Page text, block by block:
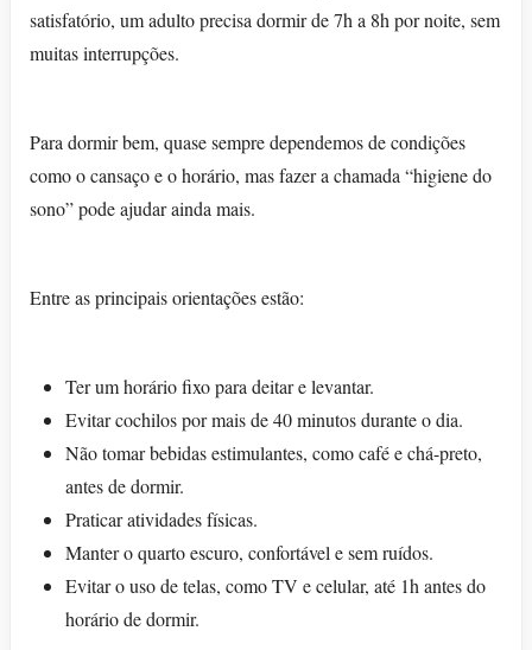
satisfatório, um adulto precisa dormir de 7h a 8h por noite, sem
muitas interrupções.
Para dormir bem, quase sempre dependemos de condições
como o cansaço e o horário, mas fazer a chamada “higiene do
sono” pode ajudar ainda mais.
Entre as principais orientações estão:
Ter um horário fixo para deitar e levantar.
Evitar cochilos por mais de 40 minutos durante o dia.
Não tomar bebidas estimulantes, como café e chá-preto,
antes de dormir.
Praticar atividades físicas.
Manter o quarto escuro, confortável e sem ruídos.
Evitar o uso de telas, como TV e celular, até 1h antes do
horário de dormir.